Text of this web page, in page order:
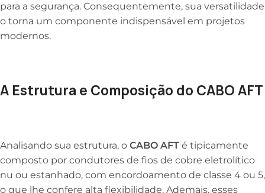
para a segurança. Consequentemente, sua versatilidade
o torna um componente indispensável em projetos
modernos.
A Estrutura e Composição do CABO AFT
Analisando sua estrutura, o CABO AFT é tipicamente
composto por condutores de fios de cobre eletrolítico
nu ou estanhado, com encordoamento de classe 4 ou 5,
o que lhe confere alta flexibilidade. Ademais, esses